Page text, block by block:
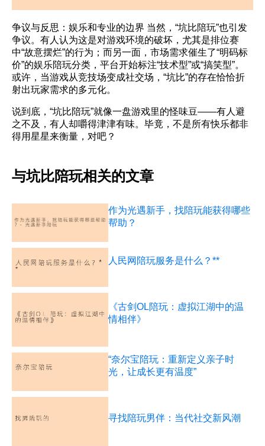
争议与反思：娱乐和专业的边界 当然，“坑比陪玩”也引发
争议。有人认为这是对游戏环境的破坏，尤其是排位赛
中“故意摆烂”的行为；而另一面，市场需求催生了“明码标
价”的娱乐陪玩分类，平台开始标注“技术型”或“搞笑型”。
或许，当游戏从竞技场变成社交场，“坑比”的存在恰恰折
射出玩家需求的多元化。
说到底，“坑比陪玩”就像一盘游戏里的怪味豆——有人避
之不及，有人却嚼得津津有味。毕竟，不是所有快乐都非
得用星星来衡量，对吧？
与坑比陪玩相关的文章
作为光遇新手，找陪玩能获得哪些
帮助？
人民网陪玩服务是什么？**
《古剑OL陪玩：虚拟江湖中的温
情相伴》
“奈尔宝陪玩：重新定义亲子时
光，让成长更有温度”
寻找陪玩男伴：当代社交新风潮